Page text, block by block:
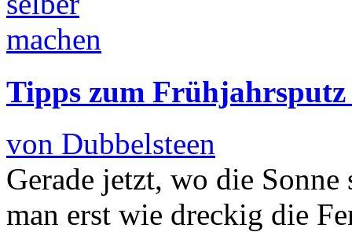
Tipps zum
von Dubbelsteen
Gerade jetzt, wo die
man erst wie dreckig die